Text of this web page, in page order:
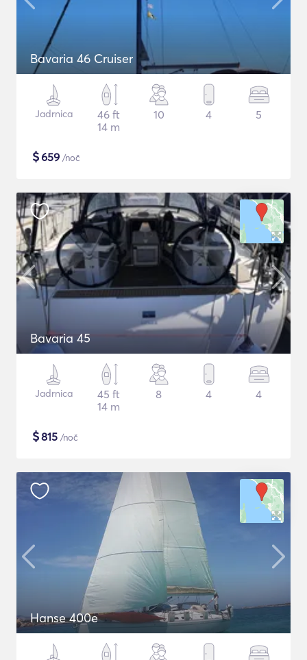
Bavaria 46 Cruiser
Jadrnica
46 ft
14 m
10 4 5
$659 /noč
Bavaria 45
Jadrnica
45 ft
14 m
8 4 4
$815 /noč
Hanse 400e